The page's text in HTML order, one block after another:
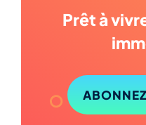
Prêt à